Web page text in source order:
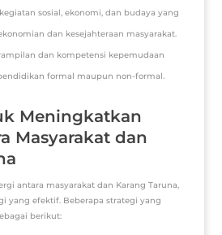
sosial, ekonomi, dan budaya yang
dan kesejahteraan masyarakat.
dan kompetensi kepemudaan
formal maupun non-formal.
Meningkatkan
Masyarakat dan
antara masyarakat dan Karang Taruna,
yang efektif. Beberapa strategi yang
berikut: